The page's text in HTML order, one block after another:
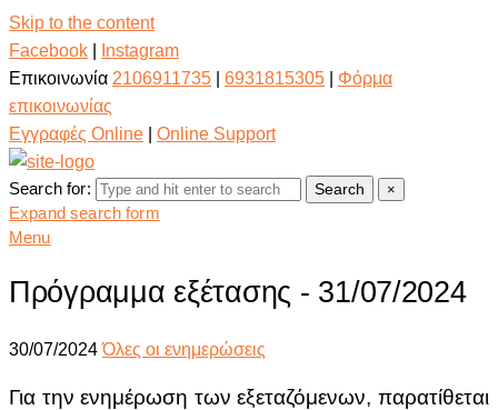
Skip to the content
Facebook
Instagram
Επικοινωνία 2106911735 6931815305
Φόρμα
επικοινωνίας
Εγγραφές Online
Online Support
Search for: Search ×
Expand search form
Menu
Πρόγραμμα εξέτασης - 31/07/2024
30/07/2024 Όλες οι ενημερώσεις
Για την ενημέρωση των εξεταζόμενων, παρατίθεται